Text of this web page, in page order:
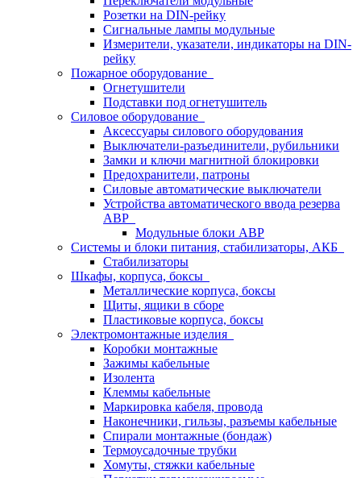
Розетки на DIN-рейку
Сигнальные лампы модульные
Измерители, указатели, индикаторы на DIN-
рейку
Пожарное оборудование
Огнетушители
Подставки под огнетушитель
Силовое оборудование
Аксессуары силового оборудования
Выключатели-разъединители, рубильники
Замки и ключи магнитной блокировки
Предохранители, патроны
Силовые автоматические выключатели
Устройства автоматического ввода резерва
АВР
Модульные блоки АВР
Системы и блоки питания, стабилизаторы, АКБ
Стабилизаторы
Шкафы, корпуса, боксы
Металлические корпуса, боксы
Щиты, ящики в сборе
Пластиковые корпуса, боксы
Электромонтажные изделия
Коробки монтажные
Зажимы кабельные
Изолента
Клеммы кабельные
Маркировка кабеля, провода
Наконечники, гильзы, разъемы кабельные
Спирали монтажные (бондаж)
Термоусадочные трубки
Хомуты, стяжки кабельные